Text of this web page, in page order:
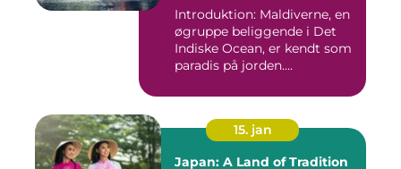
Introduktion: Maldiverne, en
øgruppe beliggende i Det
Indiske Ocean, er kendt som
paradis på jorden....
15. jan
Japan: A Land of Tradition